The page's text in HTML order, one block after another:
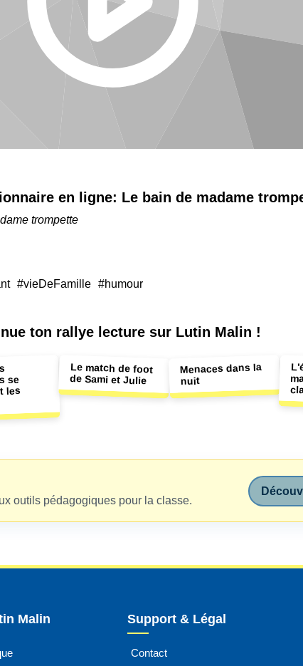
en ligne: Le bain de madame
trompette
#vieDeFamille #humour
ton rallye lecture sur Lutin Malin !
se
les
Le match de foot
de Sami et Julie
Menaces dans la
nuit
outils pédagogiques pour la classe.
Malin Support & Légal
Contact